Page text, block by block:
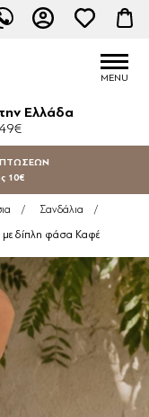
Ελλάδα
10€
/ Σανδάλια /
με δίπλη φάσα Καφέ